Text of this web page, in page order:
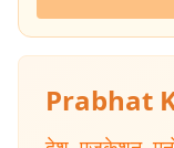
Prabhat